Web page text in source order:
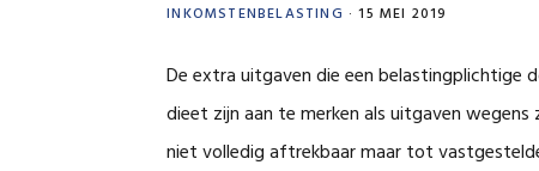
INKOMSTENBELASTING · 15 MEI 2019
De extra uitgaven die een belastingplichtige
dieet zijn aan te merken als uitgaven
niet volledig aftrekbaar maar tot